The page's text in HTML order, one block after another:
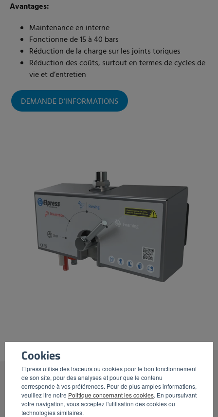
Cookies
Elpress utilise des traceurs ou cookies pour le bon fonctionnement
de son site, pour des analyses et pour que le contenu
corresponde à vos préférences. Pour de plus amples informations,
veuillez lire notre Politique concernant les cookies. En poursuivant
votre navigation, vous acceptez l'utilisation des cookies ou
technologies similaires.
Avantages:
Maintenance en interne
Fonctionne de 15 à 40 bars
Réduction de la charge sur les joints toriques
Réduction des coûts, surtout en termes de cycles de
vie et d’entretien
DEMANDE D’INFORMATIONS